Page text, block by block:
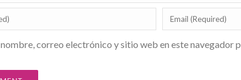
correo electrónico y sitio web en este navegador